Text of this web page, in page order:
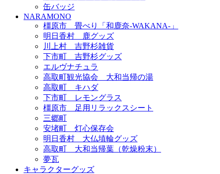
缶バッジ
NARAMONO
橿原市 畳べり「和鹿奈-WAKANA-」
明日香村 鹿グッズ
川上村 吉野杉雑貨
下市町 吉野杉グッズ
エルヴナチュラ
高取町観光協会 大和当帰の湯
高取町 キハダ
下市町 レモングラス
橿原市 足用リラックスシート
三郷町
安堵町 灯心保存会
明日香村 大仏埴輪グッズ
高取町 大和当帰葉（乾燥粉末）
夢瓦
キャラクターグッズ